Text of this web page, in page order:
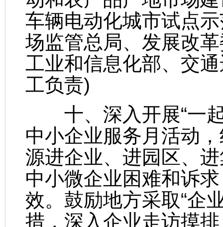
车辆电动化城市试点
场监管总局、发展改
工业和信息化部、交
工负责)
十、深入开展“一起
中小企业服务月活动
源进企业、进园区、
中小微企业困难和诉
效。鼓励地方采取“企
措，深入企业走访摸